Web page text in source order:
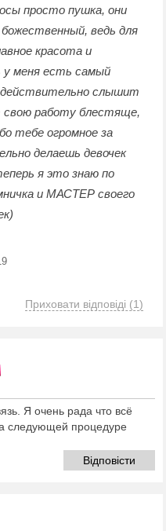
просто пушка, они
ведь для
красота и
у меня есть самый
действительно слышит
свою работу блестяще,
тебе огромное за
делаешь девочек
я это знаю по
и МАСТЕР своего
Приховати відповіді (1)
Я очень рада что всё
следующей процедуре
Відповісти